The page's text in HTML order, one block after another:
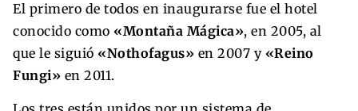
El primero de todos en inaugurarse fue el hotel
conocido como «Montaña Mágica», en 2005, al
que le siguió «Nothofagus» en 2007 y «Reino
Fungi» en 2011.